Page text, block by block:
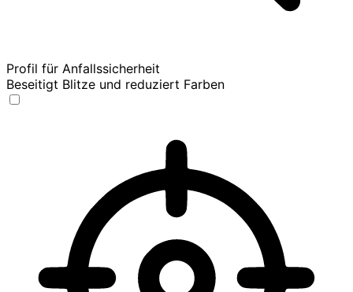
Profil für Anfallssicherheit
Beseitigt Blitze und reduziert Farben